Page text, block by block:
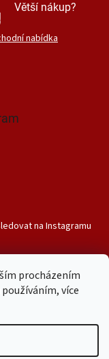
procházením
více
Větší nákup?
nabídka
na Instagramu